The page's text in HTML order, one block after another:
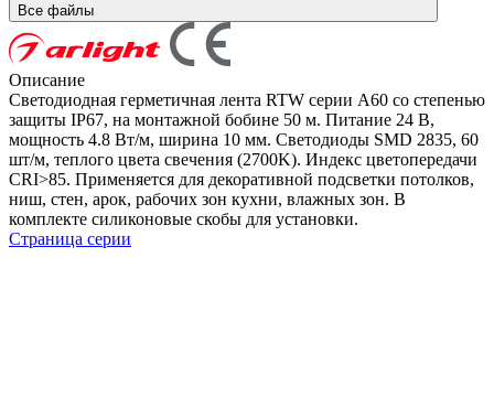
Все файлы
Описание
Светодиодная герметичная лента RTW серии A60 со степенью
защиты IP67, на монтажной бобине 50 м. Питание 24 В,
мощность 4.8 Вт/м, ширина 10 мм. Светодиоды SMD 2835, 60
шт/м, теплого цвета свечения (2700K). Индекс цветопередачи
CRI>85. Применяется для декоративной подсветки потолков,
ниш, стен, арок, рабочих зон кухни, влажных зон. В
комплекте силиконовые скобы для установки.
Страница серии